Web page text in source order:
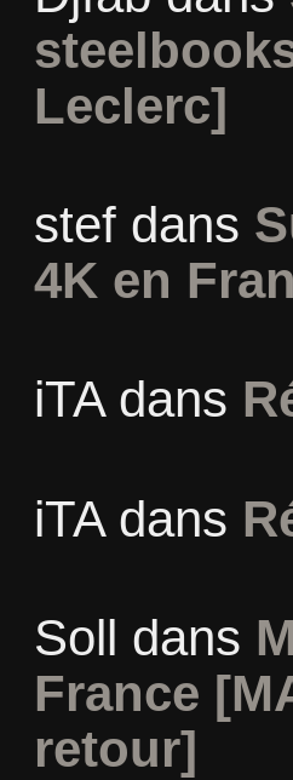
Leclerc]
stefdans
4K en
iTAdans
iTAdans
Soll dans
France
retour]